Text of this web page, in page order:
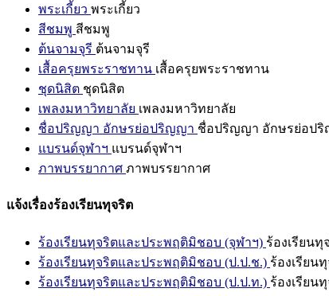
พระเกี้ยว พระเกี้ยว
สีชมพู สีชมพู
ต้นจามจุรี ต้นจามจุรี
เสื้อครุยพระราชทาน เสื้อครุยพระราชทาน
ชุดนิสิต ชุดนิสิต
เพลงมหาวิทยาลัย เพลงมหาวิทยาลัย
ชื่อปริญญา อักษรย่อปริญญา ชื่อปริญญา อักษรย่อป
แบรนด์จุฬาฯ แบรนด์จุฬาฯ
ภาพบรรยากาศ ภาพบรรยากาศ
แจ้งเรื่องร้องเรียนทุจริต
ร้องเรียนทุจริตและประพฤติมิชอบ (จุฬาฯ) ร้องเรียน
ร้องเรียนทุจริตและประพฤติมิชอบ (ป.ป.ช.) ร้องเรียน
ร้องเรียนทุจริตและประพฤติมิชอบ (ป.ป.ท.) ร้องเรียน